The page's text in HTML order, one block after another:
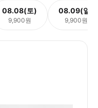
08.08(토)
9,900원
08.09(일)
9,900원